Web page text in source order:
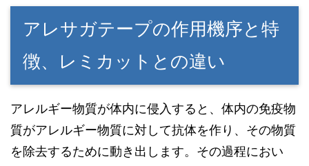
アレサガテープの作用機序と特
徴、レミカットとの違い
アレルギー物質が体内に侵入すると、体内の免疫物
質がアレルギー物質に対して抗体を作り、その物質
を除去するために動き出します。その過程におい